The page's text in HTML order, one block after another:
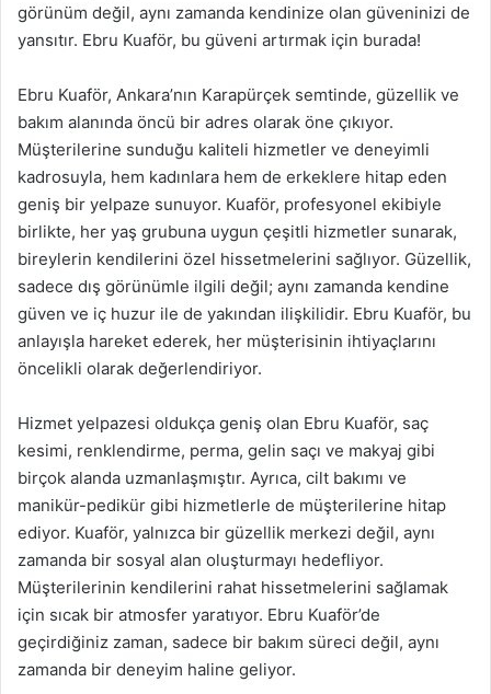
görünüm değil, aynı zamanda kendinize olan güveninizi de
yansıtır. Ebru Kuaför, bu güveni artırmak için burada!
Ebru Kuaför, Ankara’nın Karapürçek semtinde, güzellik ve
bakım alanında öncü bir adres olarak öne çıkıyor.
Müşterilerine sunduğu kaliteli hizmetler ve deneyimli
kadrosuyla, hem kadınlara hem de erkeklere hitap eden
geniş bir yelpaze sunuyor. Kuaför, profesyonel ekibiyle
birlikte, her yaş grubuna uygun çeşitli hizmetler sunarak,
bireylerin kendilerini özel hissetmelerini sağlıyor. Güzellik,
sadece dış görünümle ilgili değil; aynı zamanda kendine
güven ve iç huzur ile de yakından ilişkilidir. Ebru Kuaför, bu
anlayışla hareket ederek, her müşterisinin ihtiyaçlarını
öncelikli olarak değerlendiriyor.
Hizmet yelpazesi oldukça geniş olan Ebru Kuaför, saç
kesimi, renklendirme, perma, gelin saçı ve makyaj gibi
birçok alanda uzmanlaşmıştır. Ayrıca, cilt bakımı ve
manikür-pedikür gibi hizmetlerle de müşterilerine hitap
ediyor. Kuaför, yalnızca bir güzellik merkezi değil, aynı
zamanda bir sosyal alan oluşturmayı hedefliyor.
Müşterilerinin kendilerini rahat hissetmelerini sağlamak
için sıcak bir atmosfer yaratıyor. Ebru Kuaför’de
geçirdiğiniz zaman, sadece bir bakım süreci değil, aynı
zamanda bir deneyim haline geliyor.